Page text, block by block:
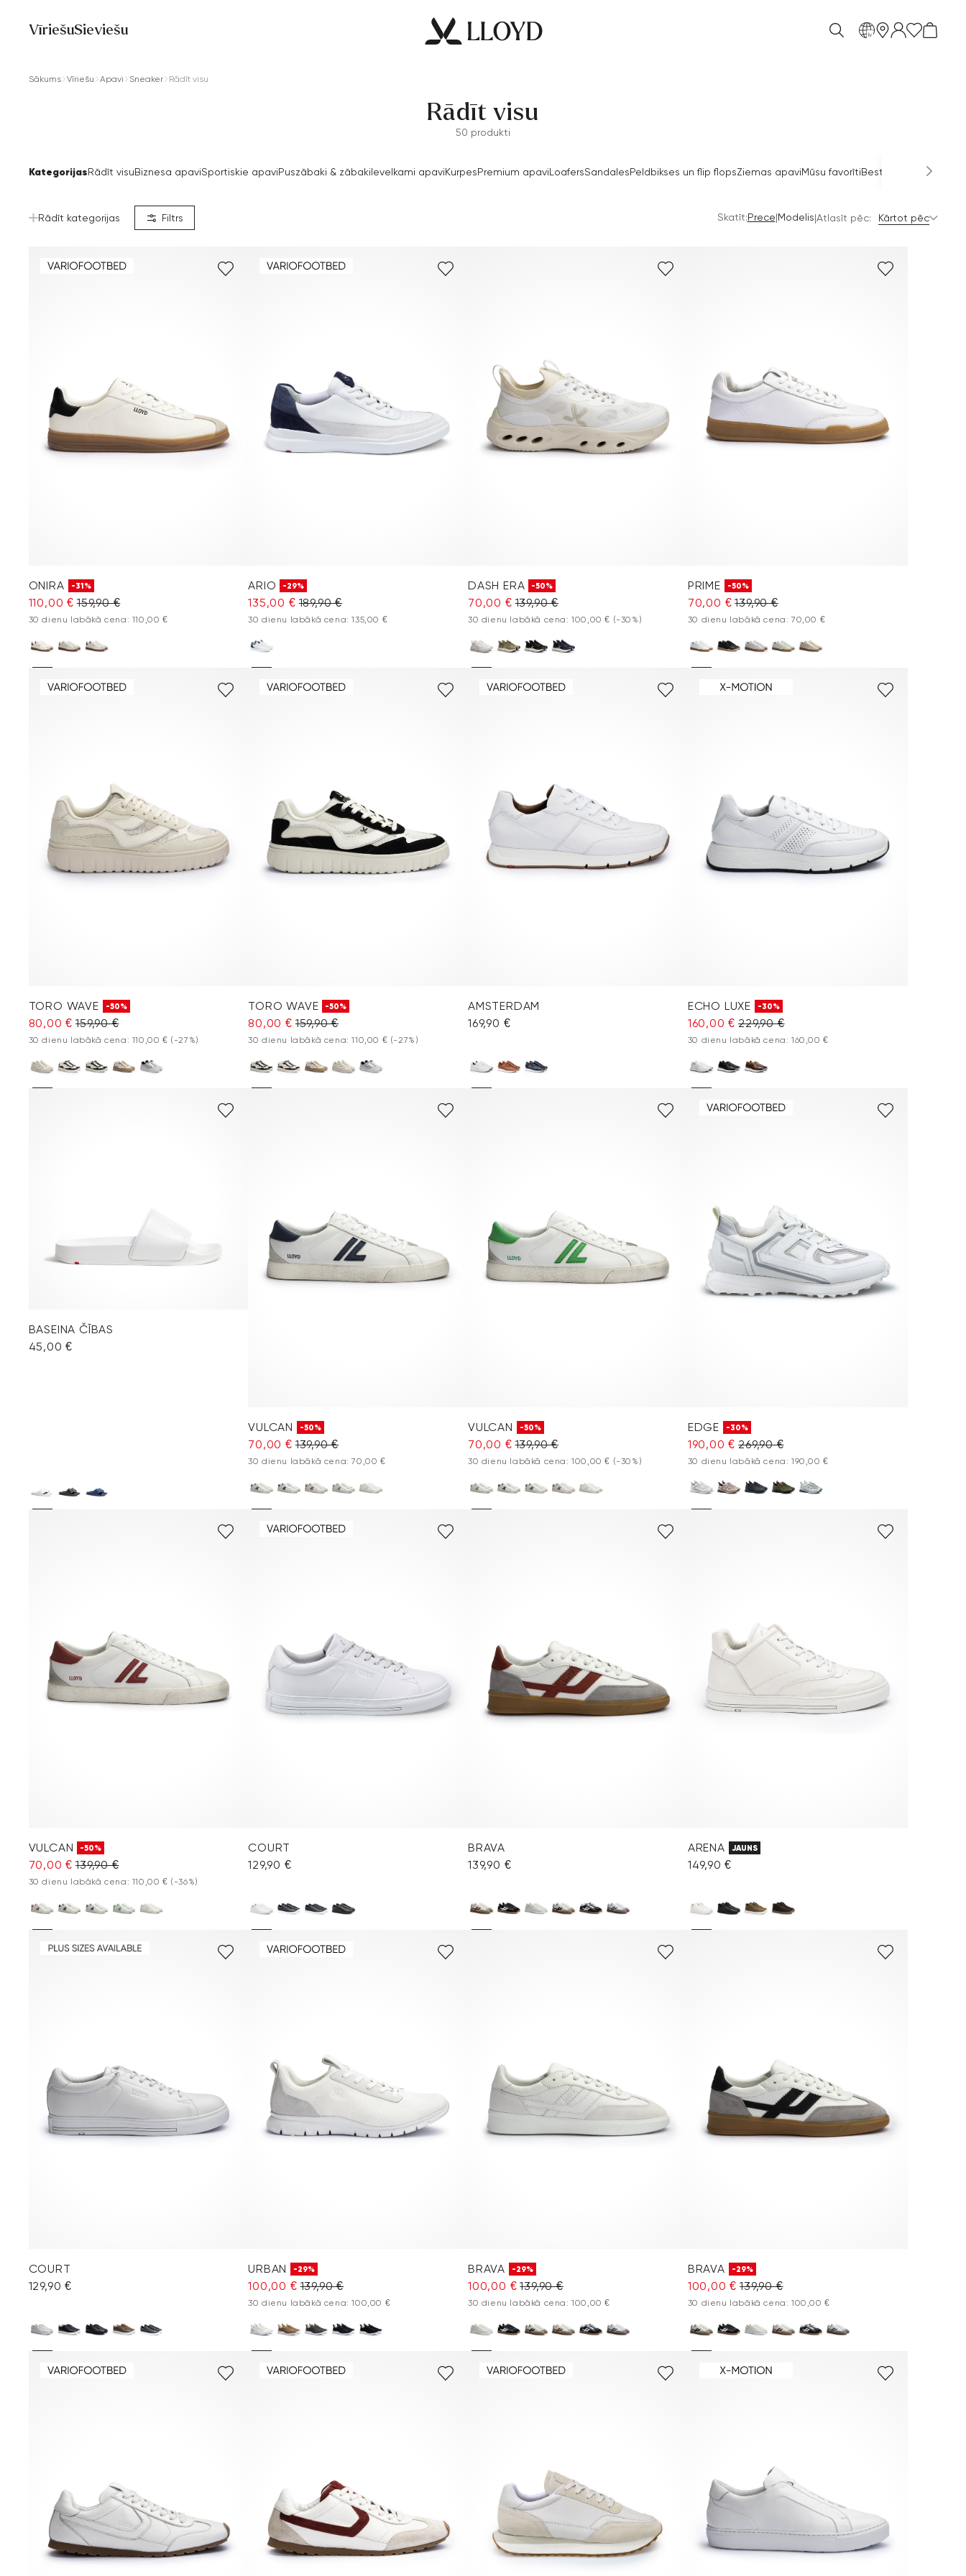
VīriešuSieviešu lv
Sākums Vīriešu Apavi Sneaker Rādīt visu
Rādīt visu
50 produkti
KategorijasRādīt visuBiznesa apaviSportiskie apaviPuszābaki & zābakiIevelkami apaviKurpesPremium apaviLoafersSandalesPeldbikses un flip flopsZiemas apaviMūsu favorītiBestselleri Svētku
Rādīt kategorijas Filtrs Skatīt:Prece|Modelis|Atlasīt pēc: Kārtot pēc
ONIRA -31%
110,00 € 159,90 €
30 dienu labākā cena: 110,00 €
ARIO -29%
135,00 € 189,90 €
30 dienu labākā cena: 135,00 €
DASH ERA -50%
70,00 € 139,90 €
30 dienu labākā cena: 100,00 € (-30%)
PRIME -50%
70,00 € 139,90 €
30 dienu labākā cena: 70,00 €
TORO WAVE -50%
80,00 € 159,90 €
30 dienu labākā cena: 110,00 € (-27%)
TORO WAVE -50%
80,00 € 159,90 €
30 dienu labākā cena: 110,00 € (-27%)
AMSTERDAM
169,90 €
ECHO LUXE -30%
160,00 € 229,90 €
30 dienu labākā cena: 160,00 €
BASEINA ČĪBAS
45,00 €
VULCAN -50%
70,00 € 139,90 €
30 dienu labākā cena: 70,00 €
VULCAN -50%
70,00 € 139,90 €
30 dienu labākā cena: 100,00 € (-30%)
EDGE -30%
190,00 € 269,90 €
30 dienu labākā cena: 190,00 €
VULCAN -50%
70,00 € 139,90 €
30 dienu labākā cena: 110,00 € (-36%)
COURT
129,90 €
BRAVA
139,90 €
ARENA JAUNS
149,90 €
COURT
129,90 €
URBAN -29%
100,00 € 139,90 €
30 dienu labākā cena: 100,00 €
BRAVA -29%
100,00 € 139,90 €
30 dienu labākā cena: 100,00 €
BRAVA -29%
100,00 € 139,90 €
30 dienu labākā cena: 100,00 €